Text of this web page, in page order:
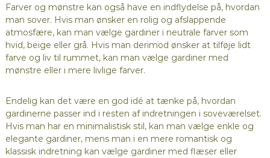
Farver og mønstre kan også have en indflydelse på, hvordan
man sover. Hvis man ønsker en rolig og afslappende
atmosfære, kan man vælge gardiner i neutrale farver som
hvid, beige eller grå. Hvis man derimod ønsker at tilføje lidt
farve og liv til rummet, kan man vælge gardiner med
mønstre eller i mere livlige farver.
Endelig kan det være en god idé at tænke på, hvordan
gardinerne passer ind i resten af indretningen i soveværelset.
Hvis man har en minimalistisk stil, kan man vælge enkle og
elegante gardiner, mens man i en mere romantisk og
klassisk indretning kan vælge gardiner med flæser eller